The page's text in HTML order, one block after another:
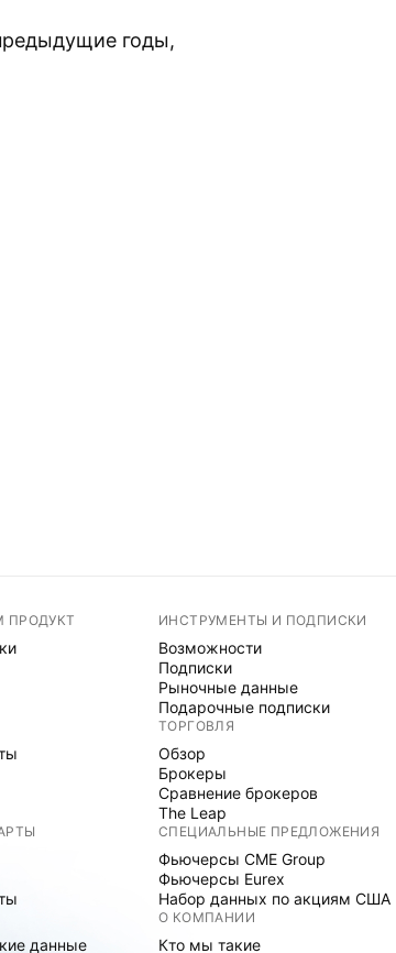
годы,
ПРОДУКТ
данные
ИНСТРУМЕНТЫ И ПОДПИСКИ
Возможности
Подписки
Рыночные данные
Подарочные подписки
ТОРГОВЛЯ
Обзор
Брокеры
Сравнение брокеров
The Leap
СПЕЦИАЛЬНЫЕ ПРЕДЛОЖЕНИЯ
Фьючерсы CME Group
Фьючерсы Eurex
Набор данных по акциям США
О КОМПАНИИ
Кто мы такие